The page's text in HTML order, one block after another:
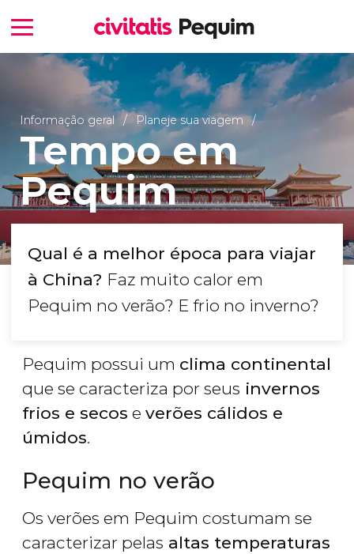
Informação geral Planeje sua viagem
Tempo em
Pequim
Qual é a melhor época para viajar
à China? Faz muito calor em
Pequim no verão? E frio no inverno?
Pequim possui um clima continental
que se caracteriza por seus invernos
frios e secos e verões cálidos e
úmidos.
Pequim no verão
Os verões em Pequim costumam se
caracterizar pelas altas temperaturas